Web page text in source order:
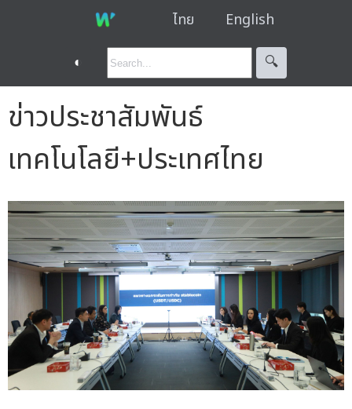
ไทย English
◐ 🔍︎
ข่าวประชาสัมพันธ์
เทคโนโลยี+ประเทศไทย